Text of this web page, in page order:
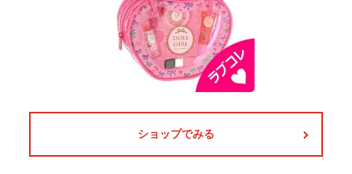
ショップでみる